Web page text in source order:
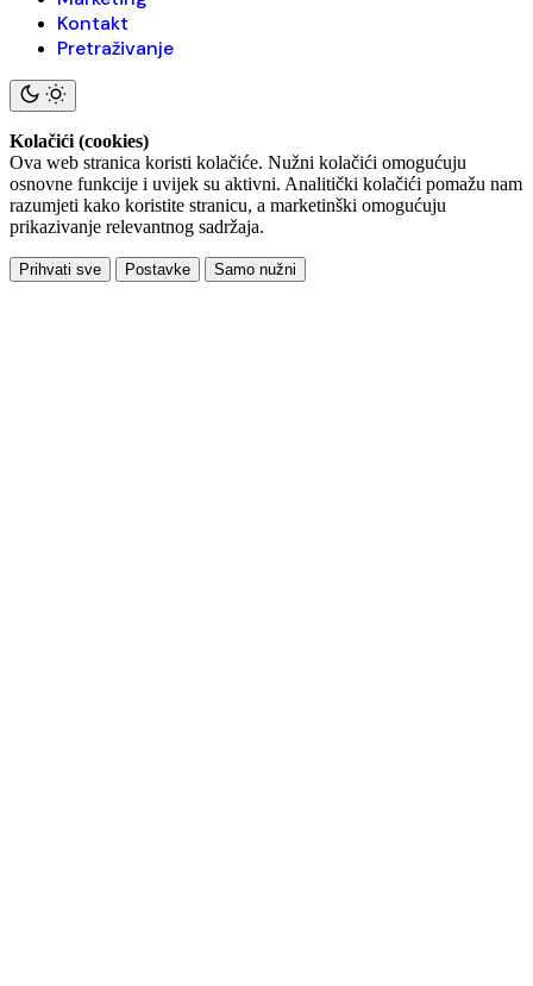
Kontakt
Pretraživanje
Kolačići (cookies)
Ova web stranica koristi kolačiće. Nužni kolačići omogućuju
osnovne funkcije i uvijek su aktivni. Analitički kolačići pomažu nam
razumjeti kako koristite stranicu, a marketinški omogućuju
prikazivanje relevantnog sadržaja.
Prihvati sve Postavke Samo nužni